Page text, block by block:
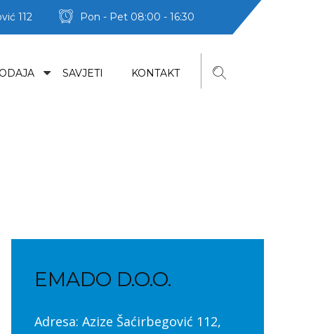
112 Pon - Pet 08:00 - 16:30
SAVJETI KONTAKT
EMADO D.O.O.
Adresa: Azize Šaćirbegović 112,